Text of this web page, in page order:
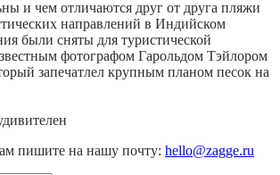
и чем отличаются друг от друга пляжи
направлений в Индийском
были сняты для туристической
фотографом Гарольдом Тэйлором
запечатлел крупным планом песок на
пишите на нашу почту: hello@zagge.ru